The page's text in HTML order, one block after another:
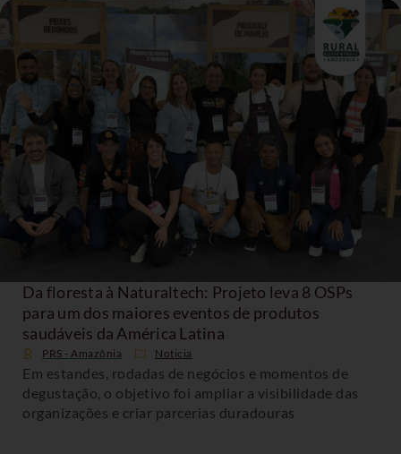
Da floresta à Naturaltech: Projeto leva 8 OSPs
para um dos maiores eventos de produtos
saudáveis da América Latina
PRS - Amazônia Noticia
Em estandes, rodadas de negócios e momentos de
degustação, o objetivo foi ampliar a visibilidade das
organizações e criar parcerias duradouras